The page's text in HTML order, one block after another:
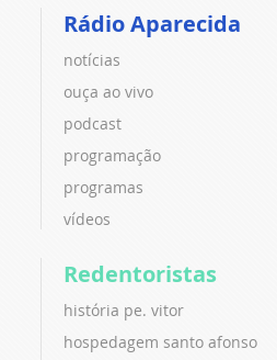
Rádio Aparecida
notícias
ouça ao vivo
podcast
programação
programas
vídeos
Redentoristas
história pe. vitor
hospedagem santo afonso